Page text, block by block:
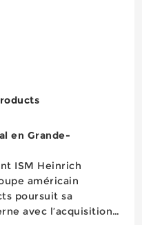
en Grande-
ISM Heinrich
américain
poursuit sa
avec l’acquisition